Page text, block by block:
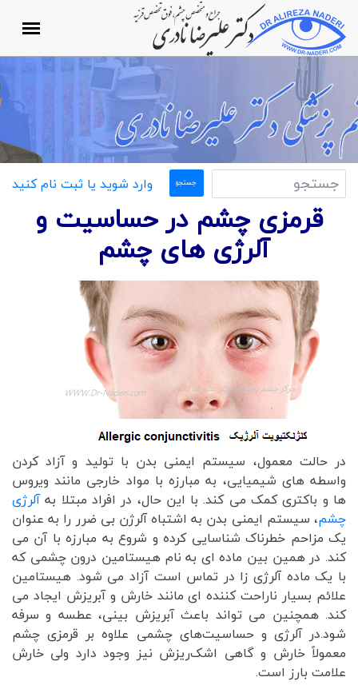
وارد شوید یا ثبت نام کنید
قرمزی چشم در حساسیت و
آلرژی های چشم
در حالت معمول، سیستم ایمنی بدن با تولید و آزاد کردن
واسطه های شیمیایی، به مبارزه با مواد خارجی مانند ویروس
ها و باکتری کمک می کند. با این حال، در افراد مبتلا بهآلرژی
چشم، سیستم ایمنی بدن به اشتباه آلرژن بی ضرر را به عنوان
یک مزاحم خطرناک شناسایی کرده و شروع به مبارزه با آن می
کند. در همین بین ماده ای به نام هیستامین درون چشمی که
با یک ماده آلرژی زا در تماس است آزاد می شود. هیستامین
علائم بسیار ناراحت کننده ای مانند خارش و آبریزش ایجاد می
کند. همچنین می تواند باعث آبریزش بینی، عطسه و سرفه
شود.در آلرژی و حساسیت‌های چشمی علاوه بر قرمزی چشم
معمولاً خارش و گاهی اشک‌ریزش نیز وجود دارد ولی خارش
علامت بارز است.